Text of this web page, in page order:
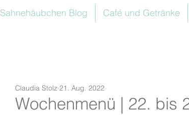
Sahnehäubchen Blog Café und Getränke
Wochenmenü | 22. bis
Claudia Stolz 21. Aug. 2022